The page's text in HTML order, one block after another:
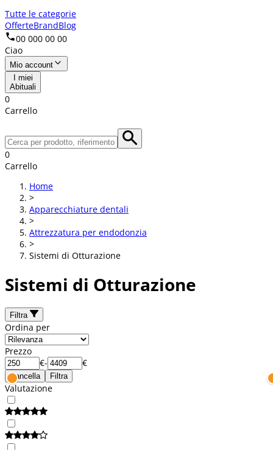
Tutte le categorie
OfferteBrandBlog
00 000 00 00
Ciao
Mio account
I miei
Abituali
0
Carrello
0
Carrello
Home
>
Apparecchiature dentali
>
Attrezzatura per endodonzia
>
Sistemi di Otturazione
Sistemi di Otturazione
Filtra
Ordina per
Prezzo
€- €
Cancella Filtra
Valutazione